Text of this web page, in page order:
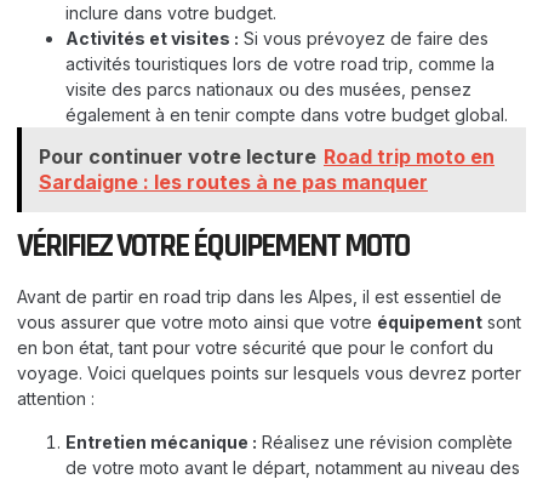
inclure dans votre budget.
Activités et visites : Si vous prévoyez de faire des
activités touristiques lors de votre road trip, comme la
visite des parcs nationaux ou des musées, pensez
également à en tenir compte dans votre budget global.
Pour continuer votre lecture Road trip moto en
Sardaigne : les routes à ne pas manquer
VÉRIFIEZ VOTRE ÉQUIPEMENT MOTO
Avant de partir en road trip dans les Alpes, il est essentiel de
vous assurer que votre moto ainsi que votre équipement sont
en bon état, tant pour votre sécurité que pour le confort du
voyage. Voici quelques points sur lesquels vous devrez porter
attention :
Entretien mécanique : Réalisez une révision complète
de votre moto avant le départ, notamment au niveau des